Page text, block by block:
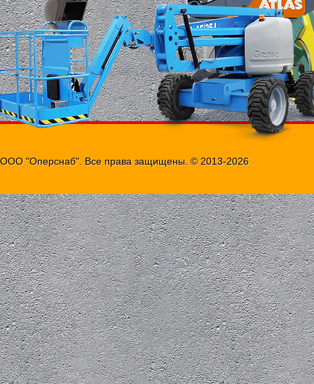
ООО "Оперснаб". Все права защищены. © 2013-2026